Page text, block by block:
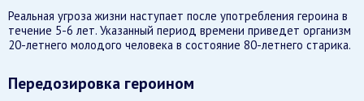
Реальная угроза жизни наступает после употребления героина в
течение 5-6 лет. Указанный период времени приведет организм
20-летнего молодого человека в состояние 80-летнего старика.
Передозировка героином